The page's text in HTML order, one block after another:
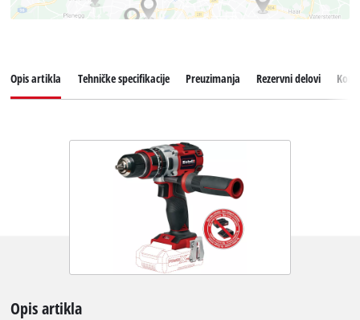
Opis artikla Tehničke specifikacije Preuzimanja Rezervni delovi
Opis artikla